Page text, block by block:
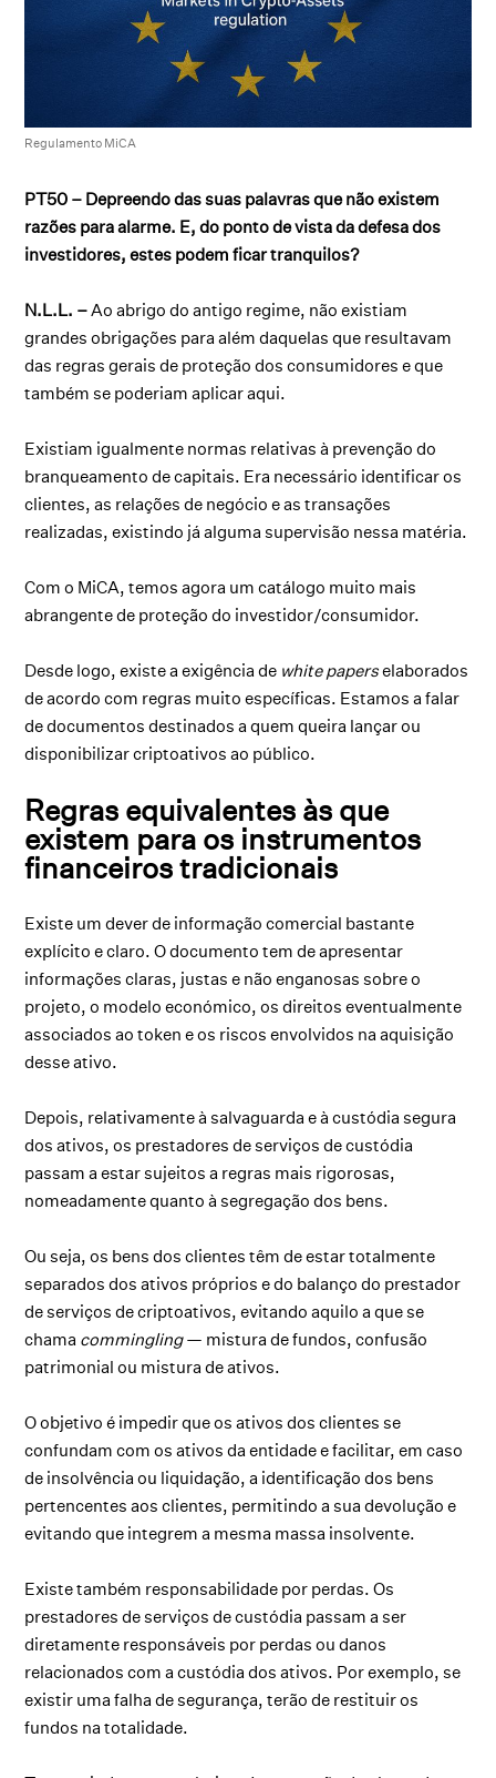
Regulamento MiCA
PT50 – Depreendo das suas palavras que não existem
razões para alarme. E, do ponto de vista da defesa dos
investidores, estes podem ficar tranquilos?
N.L.L. –Ao abrigo do antigo regime, não existiam
grandes obrigações para além daquelas que resultavam
das regras gerais de proteção dos consumidores e que
também se poderiam aplicar aqui.
Existiam igualmente normas relativas à prevenção do
branqueamento de capitais. Era necessário identificar os
clientes, as relações de negócio e as transações
realizadas, existindo já alguma supervisão nessa matéria.
Com o MiCA, temos agora um catálogo muito mais
abrangente de proteção do investidor/consumidor.
Desde logo, existe a exigência de white paperselaborados
de acordo com regras muito específicas. Estamos a falar
de documentos destinados a quem queira lançar ou
disponibilizar criptoativos ao público.
Regras equivalentes às que
existem para os instrumentos
financeiros tradicionais
Existe um dever de informação comercial bastante
explícito e claro. O documento tem de apresentar
informações claras, justas e não enganosas sobre o
projeto, o modelo económico, os direitos eventualmente
associados ao token e os riscos envolvidos na aquisição
desse ativo.
Depois, relativamente à salvaguarda e à custódia segura
dos ativos, os prestadores de serviços de custódia
passam a estar sujeitos a regras mais rigorosas,
nomeadamente quanto à segregação dos bens.
Ou seja, os bens dos clientes têm de estar totalmente
separados dos ativos próprios e do balanço do prestador
de serviços de criptoativos, evitando aquilo a que se
chama commingling— mistura de fundos, confusão
patrimonial ou mistura de ativos.
O objetivo é impedir que os ativos dos clientes se
confundam com os ativos da entidade e facilitar, em caso
de insolvência ou liquidação, a identificação dos bens
pertencentes aos clientes, permitindo a sua devolução e
evitando que integrem a mesma massa insolvente.
Existe também responsabilidade por perdas. Os
prestadores de serviços de custódia passam a ser
diretamente responsáveis por perdas ou danos
relacionados com a custódia dos ativos. Por exemplo, se
existir uma falha de segurança, terão de restituir os
fundos na totalidade.